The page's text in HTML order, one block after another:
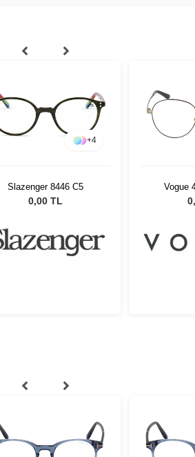
+4
Slazenger 8446 C5
0,00 TL
Vogue